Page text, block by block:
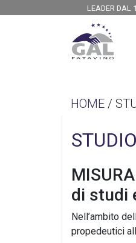
LEADER DAL
HOME /
di studi
Nell’ambito
propedeutici